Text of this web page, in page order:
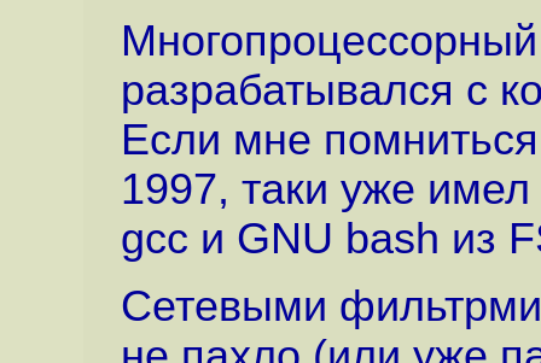
разрабатывался с
Если мне
1997, таки уже
gcc и GNU bash из
Сетевыми